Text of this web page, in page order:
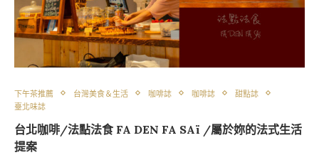
下午茶推薦 台灣美食＆生活 咖啡誌 咖啡誌
甜點誌
臺北味誌
台北咖啡/法點法食 FA DEN FA SAï /屬於妳的法式生活
提案